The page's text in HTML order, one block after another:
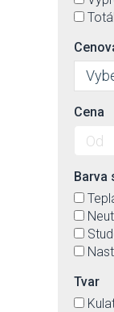
Cena
Barva
Tvar